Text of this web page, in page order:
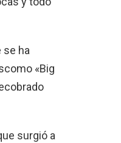
se ha
«Big
surgió a